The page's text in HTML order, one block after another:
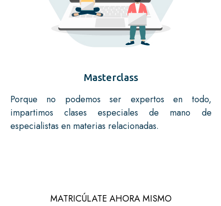
Masterclass
Porque no podemos ser expertos en todo,
impartimos clases especiales de mano de
especialistas en materias relacionadas.
MATRICÚLATE AHORA MISMO